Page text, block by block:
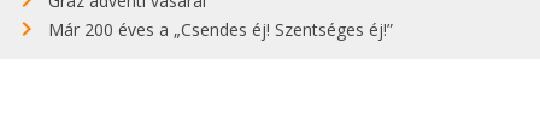
Már 200 éves a „Csendes éj! Szentséges éj!”